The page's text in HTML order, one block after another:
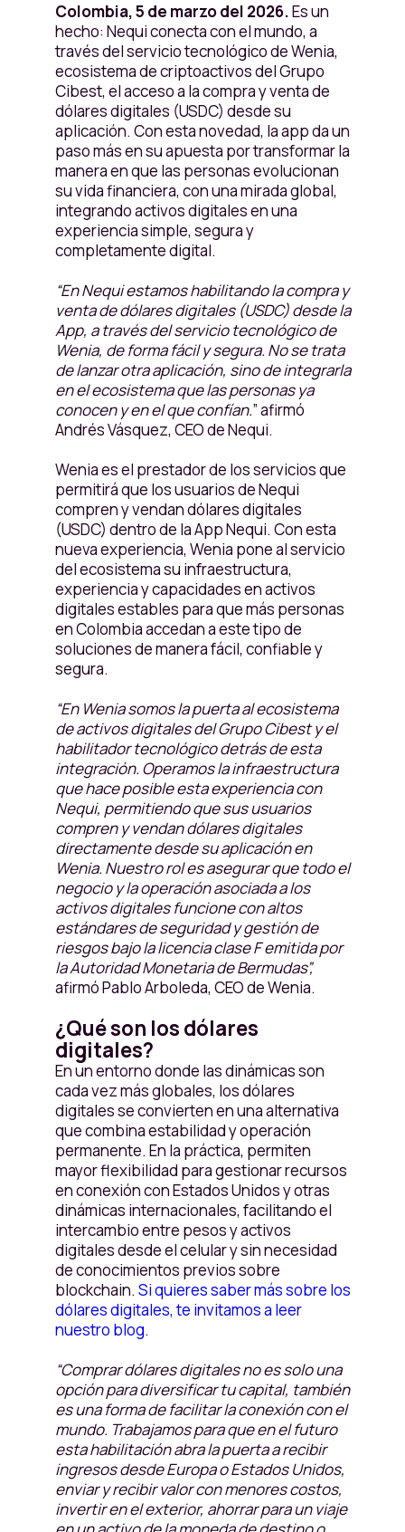
Colombia, 5 de marzo del 2026.Es un
hecho: Nequi conecta con el mundo, a
través del servicio tecnológico de Wenia,
ecosistema de criptoactivos del Grupo
Cibest, el acceso a la compra y venta de
dólares digitales (USDC) desde su
aplicación. Con esta novedad, la app da un
paso más en su apuesta por transformar la
manera en que las personas evolucionan
su vida financiera, con una mirada global,
integrando activos digitales en una
experiencia simple, segura y
completamente digital.
“En Nequi estamos habilitando la compra y
venta de dólares digitales (USDC) desde la
App, a través del servicio tecnológico de
Wenia, de forma fácil y segura. No se trata
de lanzar otra aplicación, sino de integrarla
en el ecosistema que las personas ya
conocen y en el que confían.” afirmó
Andrés Vásquez, CEO de Nequi.
Wenia es el prestador de los servicios que
permitirá que los usuarios de Nequi
compren y vendan dólares digitales
(USDC) dentro de la App Nequi. Con esta
nueva experiencia, Wenia pone al servicio
del ecosistema su infraestructura,
experiencia y capacidades en activos
digitales estables para que más personas
en Colombia accedan a este tipo de
soluciones de manera fácil, confiable y
segura.
“En Wenia somos la puerta al ecosistema
de activos digitales del Grupo Cibest y el
habilitador tecnológico detrás de esta
integración. Operamos la infraestructura
que hace posible esta experiencia con
Nequi, permitiendo que sus usuarios
compren y vendan dólares digitales
directamente desde su aplicación en
Wenia. Nuestro rol es asegurar que todo el
negocio y la operación asociada a los
activos digitales funcione con altos
estándares de seguridad y gestión de
riesgos bajo la licencia clase F emitida por
la Autoridad Monetaria de Bermudas”,
afirmó Pablo Arboleda, CEO de Wenia.
¿Qué son los dólares
digitales?
En un entorno donde las dinámicas son
cada vez más globales, los dólares
digitales se convierten en una alternativa
que combina estabilidad y operación
permanente. En la práctica, permiten
mayor flexibilidad para gestionar recursos
en conexión con Estados Unidos y otras
dinámicas internacionales, facilitando el
intercambio entre pesos y activos
digitales desde el celular y sin necesidad
de conocimientos previos sobre
blockchain. Si quieres saber más sobre los
dólares digitales, te invitamos a leer
nuestro blog.
“Comprar dólares digitales no es solo una
opción para diversificar tu capital, también
es una forma de facilitar la conexión con el
mundo. Trabajamos para que en el futuro
esta habilitación abra la puerta a recibir
ingresos desde Europa o Estados Unidos,
enviar y recibir valor con menores costos,
invertir en el exterior, ahorrar para un viaje